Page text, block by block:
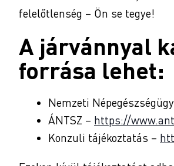
felelőtlenség – Ön se tegye!
A járvánnyal
forrása lehet:
Nemzeti
ÁNTSZ – https://
Konzuli tájékoztatás –